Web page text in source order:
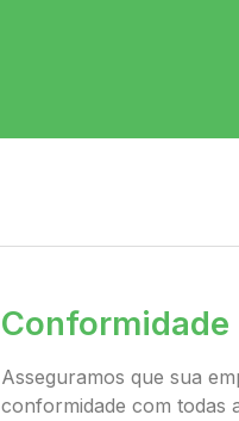
Conformidade
Asseguramos que sua
conformidade com todas